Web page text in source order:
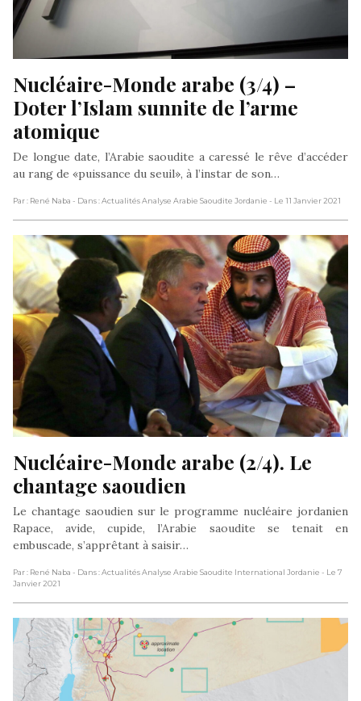
Nucléaire-Monde arabe (3/4) –
Doter l’Islam sunnite de l’arme
atomique
De longue date, l’Arabie saoudite a caressé le rêve d’accéder
au rang de «puissance du seuil», à l’instar de son…
Par : René Naba - Dans : Actualités Analyse Arabie Saoudite Jordanie - Le 11 Janvier 2021
Nucléaire-Monde arabe (2/4). Le
chantage saoudien
Le chantage saoudien sur le programme nucléaire jordanien
Rapace, avide, cupide, l’Arabie saoudite se tenait en
embuscade, s’apprêtant à saisir…
Par : René Naba - Dans : Actualités Analyse Arabie Saoudite International Jordanie - Le 7
Janvier 2021